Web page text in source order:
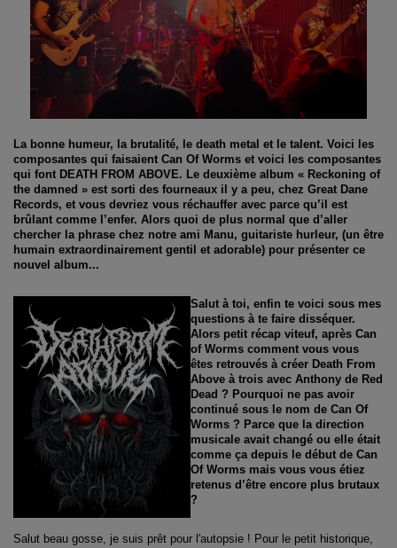
La bonne humeur, la brutalité, le death metal et le talent. Voici les
composantes qui faisaient Can Of Worms et voici les composantes
qui font DEATH FROM ABOVE. Le deuxième album « Reckoning of
the damned » est sorti des fourneaux il y a peu, chez Great Dane
Records, et vous devriez vous réchauffer avec parce qu’il est
brûlant comme l’enfer. Alors quoi de plus normal que d’aller
chercher la phrase chez notre ami Manu, guitariste hurleur, (un être
humain extraordinairement gentil et adorable) pour présenter ce
nouvel album...
Salut à toi, enfin te voici sous mes
questions à te faire disséquer.
Alors petit récap viteuf, après Can
of Worms comment vous vous
êtes retrouvés à créer Death From
Above à trois avec Anthony de Red
Dead ? Pourquoi ne pas avoir
continué sous le nom de Can Of
Worms ? Parce que la direction
musicale avait changé ou elle était
comme ça depuis le début de Can
Of Worms mais vous vous étiez
retenus d’être encore plus brutaux
?
Salut beau gosse, je suis prêt pour l'autopsie ! Pour le petit historique,